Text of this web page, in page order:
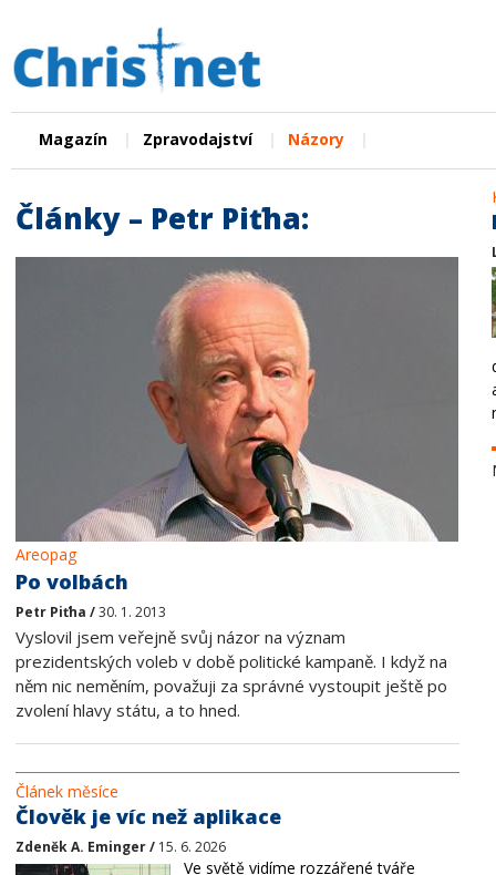
Magazín Zpravodajství Názory
Články – Petr Piťha:
Areopag
Po volbách
Petr Piťha /30. 1. 2013
Vyslovil jsem veřejně svůj názor na význam
prezidentských voleb v době politické kampaně. I když na
něm nic neměním, považuji za správné vystoupit ještě po
zvolení hlavy státu, a to hned.
Článek měsíce
Člověk je víc než aplikace
Zdeněk A. Eminger / 15. 6. 2026
Ve světě vidíme rozzářené tváře